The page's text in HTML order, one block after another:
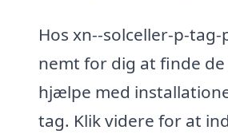
Hos xn--solceller-p-
nemt for dig at finde
hjælpe med
tag. Klik videre for at